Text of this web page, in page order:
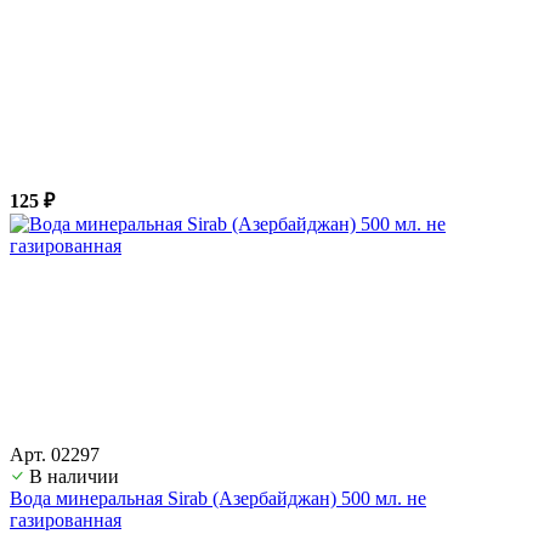
125 ₽
Арт. 02297
В наличии
Вода минеральная Sirab (Азербайджан) 500 мл. не
газированная